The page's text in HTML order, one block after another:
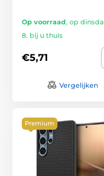
Op voorraad, op
8. bij u thuis
€5,71
Vergelijken
Premium